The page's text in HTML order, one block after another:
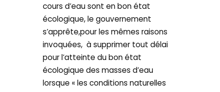
cours d’eau sont en bon état
écologique, le gouvernement
s’apprête,pour les mêmes raisons
invoquées, à supprimer tout délai
pour l’atteinte du bon état
écologique des masses d’eau
lorsque « les conditions naturelles